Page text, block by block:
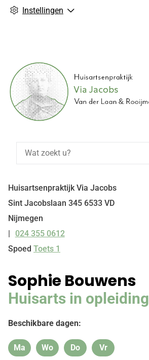
Instellingen
Huisartsenpraktijk Via Jacobs
Sint Jacobslaan 345 6533 VD
Nijmegen
Tel:
024 355 0612
Spoed Toets 1
Sophie Bouwens
Huisarts in opleiding
Beschikbare dagen:
Maandag
Ma Woensdag
Wo Donderdag
Do Vrijdag
Vr